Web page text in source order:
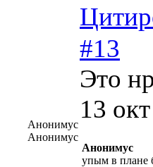
Анонимус
Анонимус
#13
Это
13
Анонимус
упым в плане